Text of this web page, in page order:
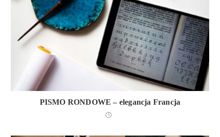
PISMO RONDOWE – elegancja Francja